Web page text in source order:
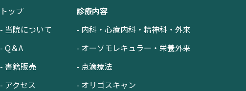
トップ
- 当院について
- Q＆A
- 書籍販売
- アクセス
診療内容
- 内科・心療内科・精神科・外来
- オーソモレキュラー・栄養外来
- 点滴療法
- オリゴスキャン